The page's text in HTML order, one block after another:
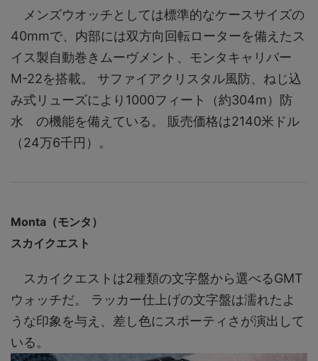
メンズウオッチとしては標準的なケースサイズの
40mmで、内部には双方向回転ローターを備えたス
イス製自動巻きムーヴメント、モンタキャリバー
M-22を搭載。 サファイアクリスタル風防、ねじ込
み式リューズにより1000フィート（約304m）防
水 の機能を備えている。 販売価格は2140米ドル
（24万6千円）。
Monta（モンタ）
スカイクエスト
スカイクエストは2種類の文字盤から選べるGMT
ウォッチだ。 ラッカー仕上げの文字盤は濡れたよ
うな印象を与え、差し色にスポーティさが演出して
いる。